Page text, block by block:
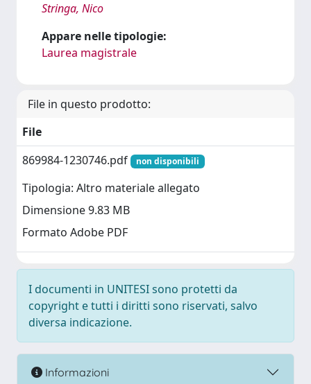
Stringa, Nico
Appare nelle tipologie:
Laurea magistrale
File in questo prodotto:
File
869984-1230746.pdf
non disponibili
Tipologia: Altro materiale allegato
Dimensione 9.83 MB
Formato Adobe PDF
I documenti in UNITESI sono protetti da
copyright e tutti i diritti sono riservati, salvo
diversa indicazione.
Informazioni